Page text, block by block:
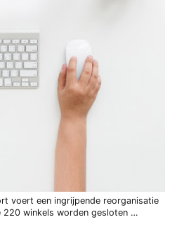
voert een ingrijpende reorganisatie
220 winkels worden gesloten …